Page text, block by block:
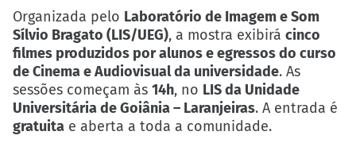
Organizada pelo Laboratório de Imagem e Som
Sílvio Bragato (LIS/UEG), a mostra exibirá cinco
filmes produzidos por alunos e egressos do curso
de Cinema e Audiovisual da universidade. As
sessões começam às 14h, no LIS da Unidade
Universitária de Goiânia – Laranjeiras. A entrada é
gratuita e aberta a toda a comunidade.